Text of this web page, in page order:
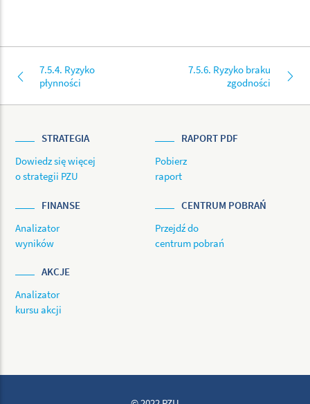
7.5.4. Ryzyko
płynności
7.5.6. Ryzyko braku
zgodności
STRATEGIA
Dowiedz się więcej
o strategii PZU
RAPORT PDF
Pobierz
raport
FINANSE
Analizator
wyników
CENTRUM POBRAŃ
Przejdź do
centrum pobrań
AKCJE
Analizator
kursu akcji